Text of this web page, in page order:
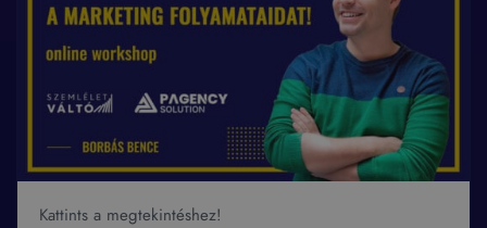
Kattints a megtekintéshez!